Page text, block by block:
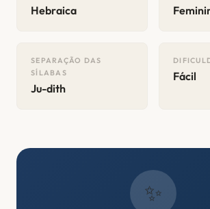
Hebraica
SEPARAÇÃO DAS
SÍLABAS
Ju-dith
Fácil
✨